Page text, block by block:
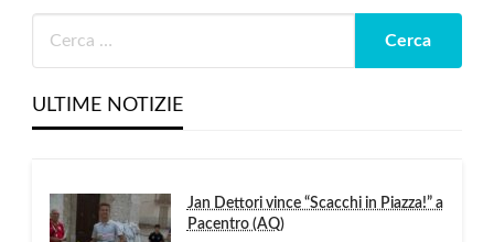
ULTIME NOTIZIE
Jan Dettori vince “Scacchi in Piazza!” a
Pacentro (AQ)